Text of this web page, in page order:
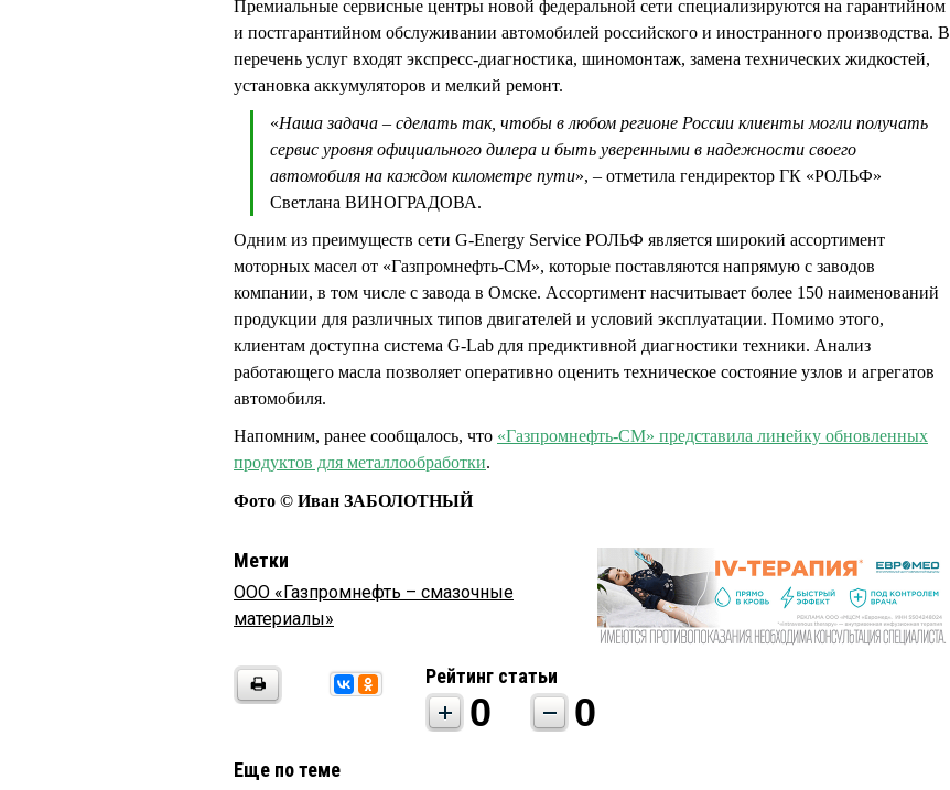
Премиальные сервисные центры новой федеральной сети специализируются на гарантийном
и постгарантийном обслуживании автомобилей российского и иностранного производства. В
перечень услуг входят экспресс-диагностика, шиномонтаж, замена технических жидкостей,
установка аккумуляторов и мелкий ремонт.
«Наша задача – сделать так, чтобы в любом регионе России клиенты могли получать
сервис уровня официального дилера и быть уверенными в надежности своего
автомобиля на каждом километре пути», – отметила гендиректор ГК «РОЛЬФ»
Светлана ВИНОГРАДОВА.
Одним из преимуществ сети G-Energy Service РОЛЬФ является широкий ассортимент
моторных масел от «Газпромнефть-СМ», которые поставляются напрямую с заводов
компании, в том числе с завода в Омске. Ассортимент насчитывает более 150 наименований
продукции для различных типов двигателей и условий эксплуатации. Помимо этого,
клиентам доступна система G-Lab для предиктивной диагностики техники. Анализ
работающего масла позволяет оперативно оценить техническое состояние узлов и агрегатов
автомобиля.
Напомним, ранее сообщалось, что «Газпромнефть-СМ» представила линейку обновленных
продуктов для металлообработки.
Фото © Иван ЗАБОЛОТНЫЙ
Метки
ООО «Газпромнефть – смазочные
материалы»
Рейтинг статьи
0 0
Еще по теме